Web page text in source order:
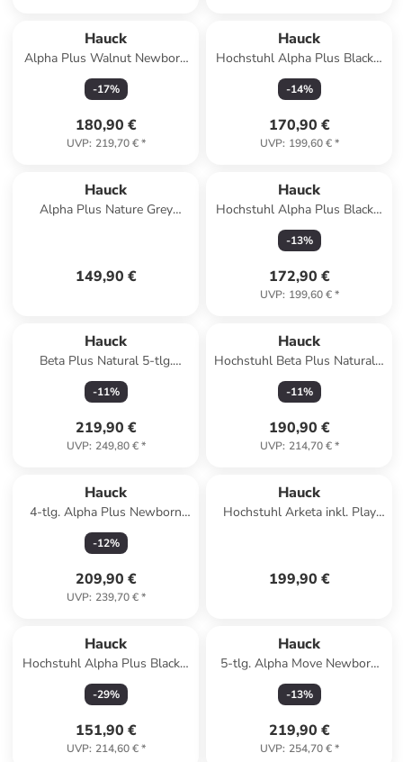
Hauck
Alpha Plus Walnut Newborn
Set Deluxe in braun,beige
-17%
180,90 €
UVP: 219,70 €*
Hauck
Hochstuhl Alpha Plus Black -
im Sparset in schwarz
-14%
170,90 €
UVP: 199,60 €*
Hauck
Alpha Plus Nature Grey
149,90 €
Hauck
Hochstuhl Alpha Plus Black -
im Sparset in schwarz
-13%
172,90 €
UVP: 199,60 €*
Hauck
Beta Plus Natural 5-tlg.
Newbornset in schwarz,grau
-11%
219,90 €
UVP: 249,80 €*
Hauck
Hochstuhl Beta Plus Natural -
im Sparset in black,gray
-11%
190,90 €
UVP: 214,70 €*
Hauck
4-tlg. Alpha Plus Newborn
Set in schwarz,grau1
-12%
209,90 €
UVP: 239,70 €*
Hauck
Hochstuhl Arketa inkl. Play
199,90 €
Hauck
Hochstuhl Alpha Plus Black -
im Sparset in white
-29%
151,90 €
UVP: 214,60 €*
Hauck
5-tlg. Alpha Move Newborn
Set Hochstuhl in braun,grau
-13%
219,90 €
UVP: 254,70 €*